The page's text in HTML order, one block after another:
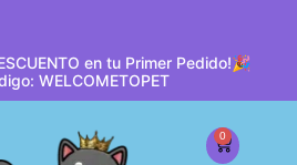
en tu Primer Pedido!🎉
WELCOMETOPET
0